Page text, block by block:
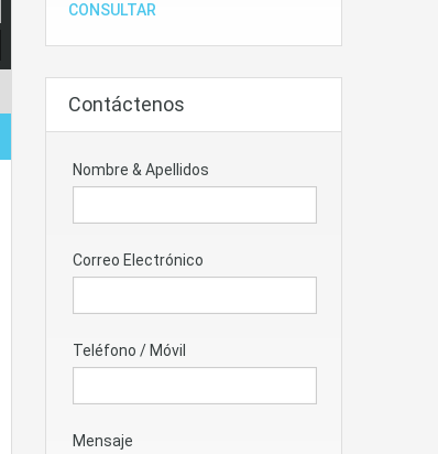
CONSULTAR
Contáctenos
Nombre & Apellidos
Correo Electrónico
Teléfono / Móvil
Mensaje